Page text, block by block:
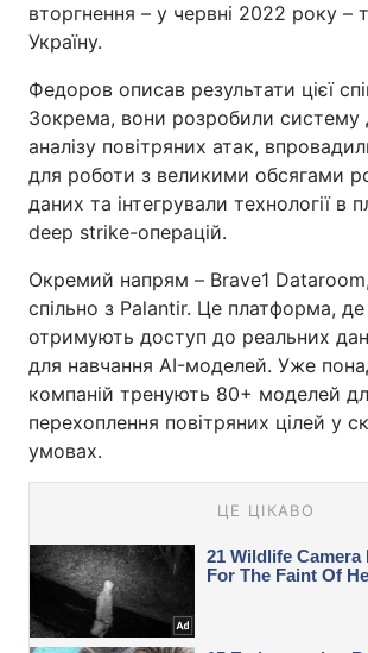
вторгнення – у червні 2022 року –
Україну.
Федоров описав результати цієї
Зокрема, вони розробили систему
аналізу повітряних атак,
для роботи з великими обсягами
даних та інтегрували технології в
deep strike-операцій.
Окремий напрям – Brave1
спільно з Palantir. Це платформа,
отримують доступ до реальних
для навчання AI-моделей. Уже
компаній тренують 80+ моделей
перехоплення повітряних цілей у
умовах.